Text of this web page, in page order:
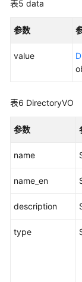
管
程
构
表5 data
参数
value
表6 DirectoryVO
参数
name
name_en
description
type